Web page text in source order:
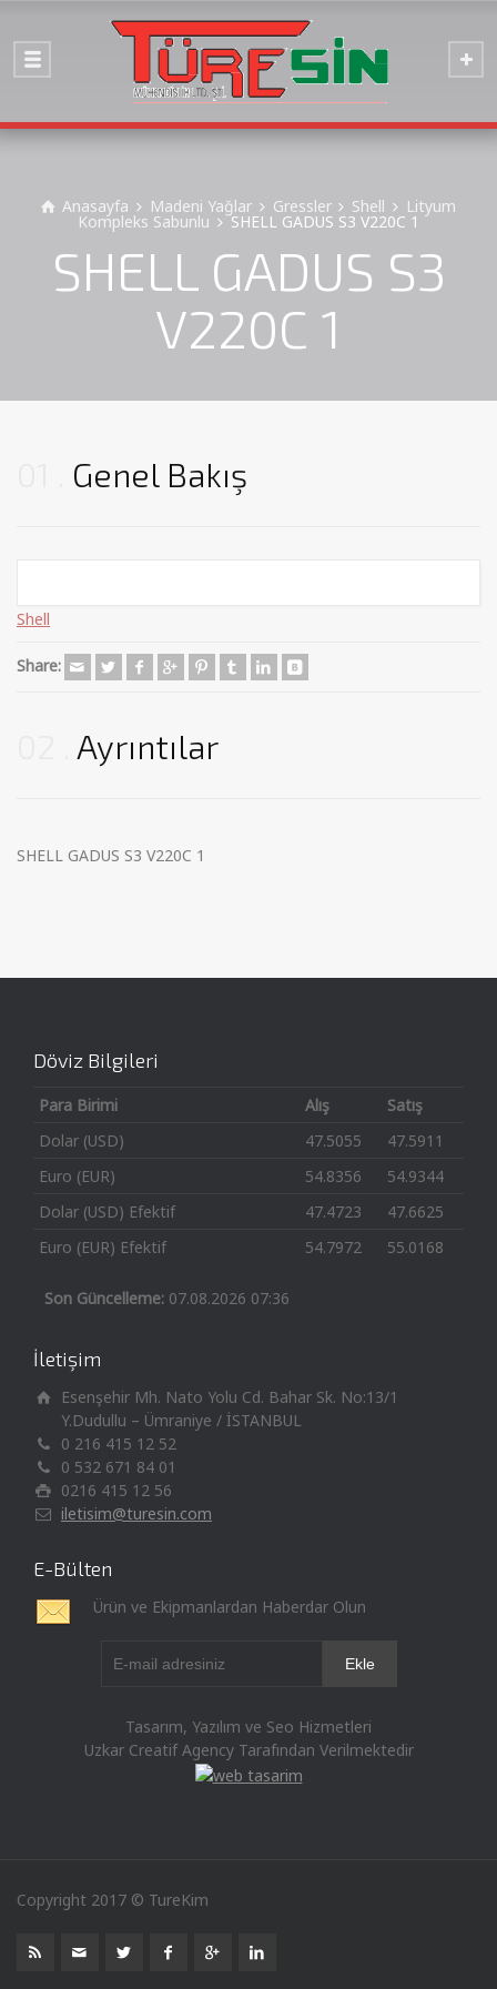
Anasayfa Madeni Yağlar Gressler Shell Lityum
Kompleks Sabunlu SHELL GADUS S3 V220C 1
SHELL GADUS S3
V220C 1
Genel Bakış
Shell
Share:
Ayrıntılar
SHELL GADUS S3 V220C 1
Döviz Bilgileri
Para Birimi Alış
Satış
Dolar (USD)
47.5055
47.5911
Euro (EUR)
54.8356
54.9344
Dolar (USD) Efektif
47.4723
47.6625
Euro (EUR) Efektif
54.7972 55.0168
Son Güncelleme: 07.08.2026 07:36
İletişim
Esenşehir Mh. Nato Yolu Cd. Bahar Sk. No:13/1
Y.Dudullu – Ümraniye / İSTANBUL
0 216 415 12 52
0 532 671 84 01
0216 415 12 56
iletisim@turesin.com
E-Bülten
Ürün ve Ekipmanlardan Haberdar Olun
Tasarım, Yazılım ve Seo Hizmetleri
Uzkar Creatif Agency Tarafından Verilmektedir
Copyright 2017 © TureKim